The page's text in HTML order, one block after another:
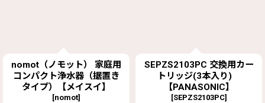
nomot（ノモット） 家庭用
コンパクト浄水器（据置き
タイプ）【メイスイ】
[nomot]
SEPZS2103PC 交換用カー
トリッジ(3本入り)
【PANASONIC】
[SEPZS2103PC]